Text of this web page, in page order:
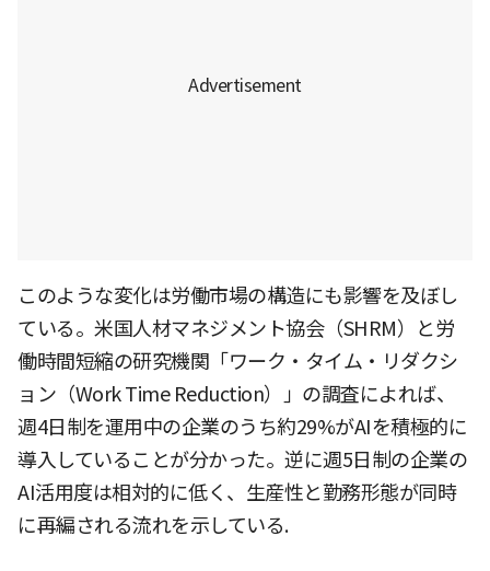
このような変化は労働市場の構造にも影響を及ぼし
ている。米国人材マネジメント協会（SHRM）と労
働時間短縮の研究機関「ワーク・タイム・リダクシ
ョン（Work Time Reduction）」の調査によれば、
週4日制を運用中の企業のうち約29%がAIを積極的に
導入していることが分かった。逆に週5日制の企業の
AI活用度は相対的に低く、生産性と勤務形態が同時
に再編される流れを示している.